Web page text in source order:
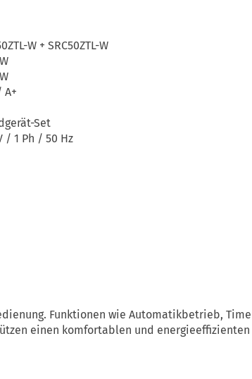
W + SRC50ZTL-W
A+
Set
/ 1 Ph / 50 Hz
Funktionen wie Automatikbetrieb,
einen komfortablen und